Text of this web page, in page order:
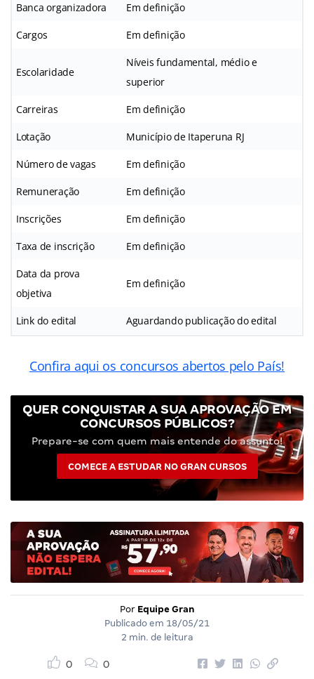
Banca organizadora Em definição
Cargos Em definição
Escolaridade
Níveis fundamental, médio e
superior
Carreiras Em definição
Lotação Município de Itaperuna RJ
Número de vagas Em definição
Remuneração Em definição
Inscrições Em definição
Taxa de inscrição Em definição
Data da prova
objetiva
Em definição
Link do edital Aguardando publicação do edital
Confira aqui os concursos abertos pelo País!
QUER CONQUISTAR A SUA APROVAÇÃO EM
CONCURSOS PÚBLICOS?
Prepare-se com quem mais entende do assunto!
COMECE A ESTUDAR NO GRAN CURSOS
Por Equipe Gran
Publicado em 18/05/21
2 min. de leitura
0 0